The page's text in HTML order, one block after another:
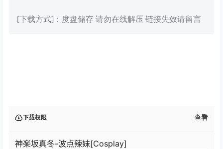
[下载方式]：度盘储存 请勿在线解压 链接失效请留言
下载权限 查看
神楽坂真冬-波点辣妹[Cosplay]